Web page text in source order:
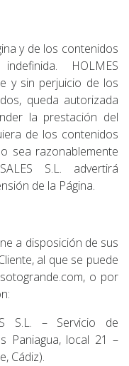
y de los contenidos
HOLMES
y sin perjuicio de los
queda autorizada
la prestación del
de los contenidos
sea razonablemente
S.L. advertirá
de la Página.
a disposición de sus
al que se puede
o por
S.L. – Servicio de
Paniagua, local 21 –
Cádiz).